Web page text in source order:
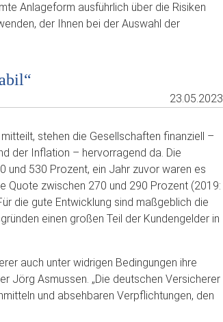
Anlageform ausführlich über die Risiken
der Ihnen bei der Auswahl der
23.05.2023
stehen die Gesellschaften finanziell –
der Inflation – hervorragend da. Die
und 530 Prozent, ein Jahr zuvor waren es
Quote zwischen 270 und 290 Prozent (2019:
die gute Entwicklung sind maßgeblich die
einen großen Teil der Kundengelder in
auch unter widrigen Bedingungen ihre
Jörg Asmussen. „Die deutschen Versicherer
und absehbaren Verpflichtungen, den